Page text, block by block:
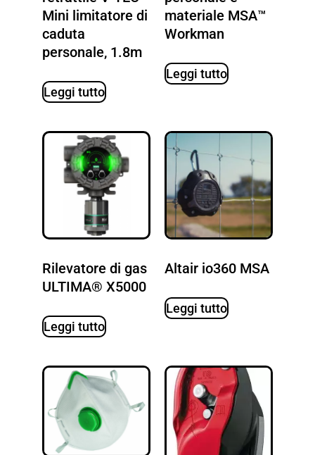
Mini limitatore di
caduta
personale, 1.8m
Leggi tutto
materiale MSA™
Workman
Leggi tutto
Rilevatore di gas
ULTIMA® X5000
Leggi tutto
Altair io360 MSA
Leggi tutto